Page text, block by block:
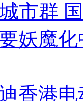
市群
妖魔
香港